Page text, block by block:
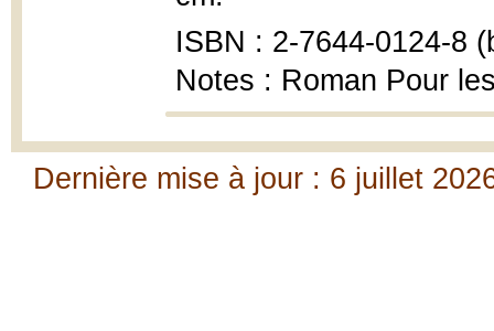
ISBN : 2-7644-0124-8
Notes : Roman Pour
Dernière mise à jour : 6 juillet